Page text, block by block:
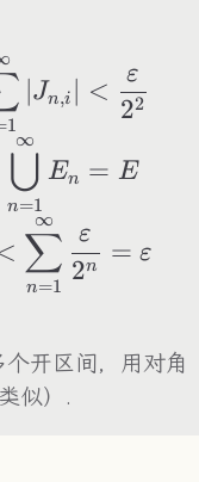
1
Jn,i <
22
ε
n=1
⋃
∞
En = E
n=1
∑
∞
2n
ε
= ε
个开区间，用对角
似）.